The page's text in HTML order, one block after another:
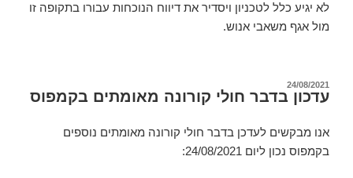
לא יגיע כלל לטכניון ויסדיר את דיווח הנוכחות עבורו בתקופה זו
מול אגף משאבי אנוש.
פורסם
ב
24/08/2021
עדכון בדבר חולי קורונה מאומתים בקמפוס
אנו מבקשים לעדכן בדבר חולי קורונה מאומתים נוספים
בקמפוס נכון ליום 24/08/2021: